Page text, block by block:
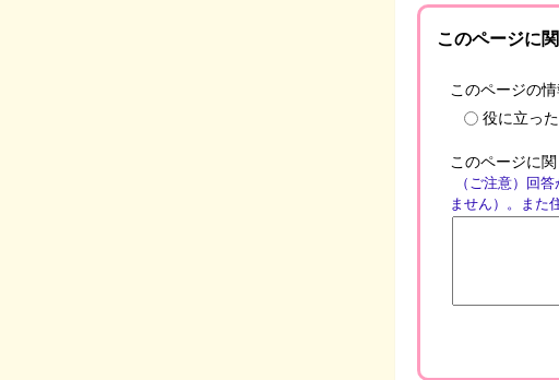
このページに
このページの
役に立った
このページに
（ご注意）回
ません）。また